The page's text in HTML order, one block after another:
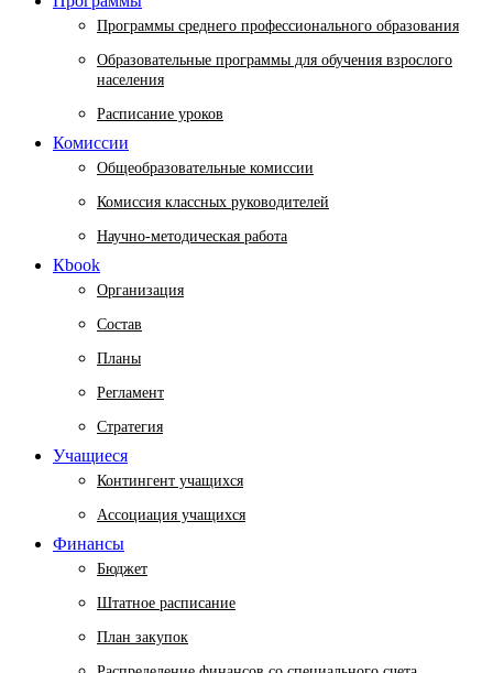
Программы среднего профессионального образования
Образовательные программы для обучения взрослого
населения
Расписание уроков
Комиссии
Общеобразовательные комиссии
Комиссия классных руководителей
Научно-методическая работа
Кbook
Организация
Состав
Планы
Регламент
Стратегия
Учащиеся
Контингент учащихся
Ассоциация учащихся
Финансы
Бюджет
Штатное расписание
План закупок